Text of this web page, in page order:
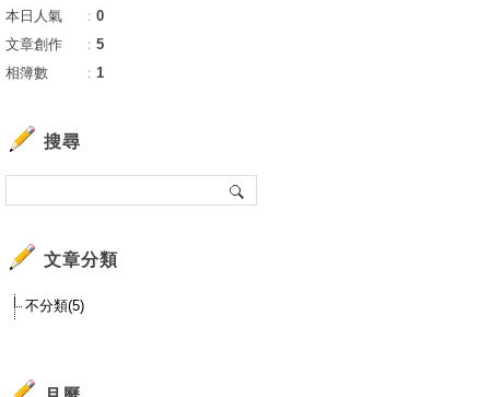
本日人氣
： 0
文章創作
： 5
相簿數
： 1
搜尋
文章分類
不分類(5)